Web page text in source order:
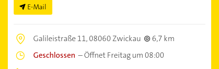
E-Mail
Galileistraße 11,08060 Zwickau
6,7 km
Geschlossen –Öffnet Freitag um 08:00